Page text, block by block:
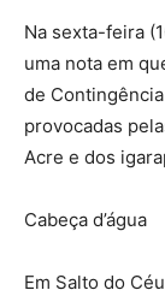
Na sexta-feira
uma nota em
de
provocadas
Acre e dos
Cabeça d’água
Em Salto do